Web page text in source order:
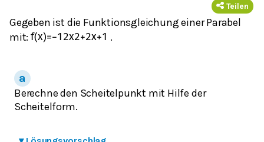
Teilen
Gegeben ist die Funktionsgleichung einer Parabel
mit:f(x)=−1 2x2+2x+1 .
Berechne den Scheitelpunkt mit Hilfe der
Scheitelform.